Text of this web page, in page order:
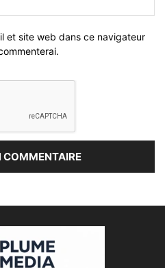
et site web dans ce navigateur